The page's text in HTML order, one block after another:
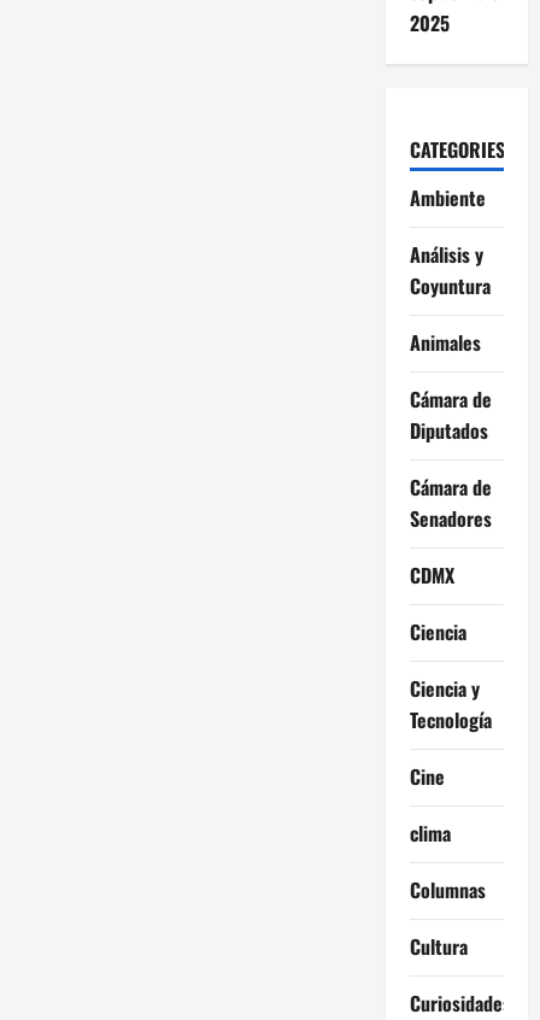
2025
CATEGORIES
Ambiente
Análisis y
Coyuntura
Animales
Cámara de
Diputados
Cámara de
Senadores
CDMX
Ciencia
Ciencia y
Tecnología
Cine
clima
Columnas
Cultura
Curiosidades